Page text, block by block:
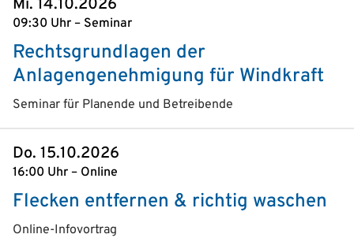
Mi. 14.10.2026
09:30 Uhr – Seminar
Rechtsgrundlagen der
Anlagengenehmigung für Windkraft
Seminar für Planende und Betreibende
Do. 15.10.2026
16:00 Uhr – Online
Flecken entfernen & richtig waschen
Online-Infovortrag